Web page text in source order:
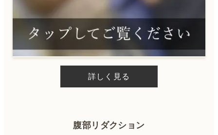
詳しく見る
腹部リダクション